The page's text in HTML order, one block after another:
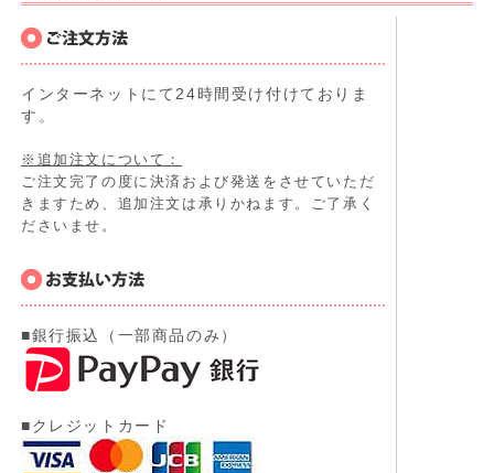
インターネットにて24時間受け付けておりま
す。
※追加注文について：
ご注文完了の度に決済および発送をさせていただ
きますため、追加注文は承りかねます。ご了承く
ださいませ。
■銀行振込（一部商品のみ）
■クレジットカード